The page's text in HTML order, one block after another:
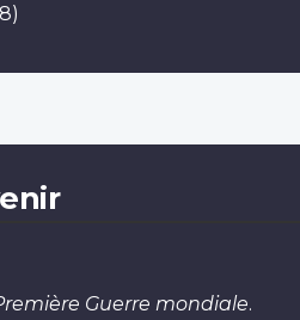
Guerre mondiale.